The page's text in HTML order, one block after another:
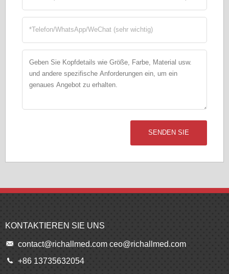
SENDEN SIE
KONTAKTIEREN SIE UNS
contact@richallmed.com ceo@richallmed.com
+86 13735632054